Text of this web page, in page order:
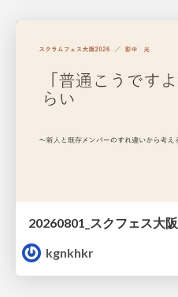
20260801_スクフェス大阪
kgnkhkr